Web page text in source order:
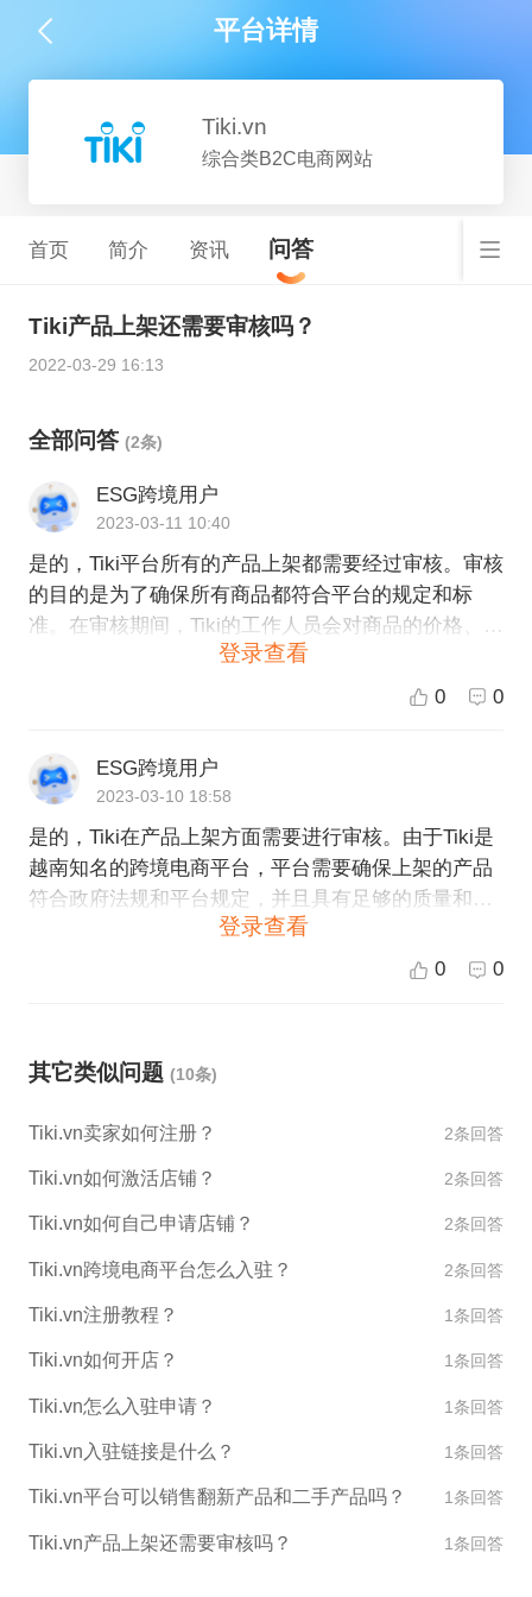
平台详情
Tiki.vn
综合类B2C电商网站
首页 简介 资讯 问答
Tiki产品上架还需要审核吗？
2022-03-29 16:13
全部问答 (2条)
ESG跨境用户
2023-03-11 10:40
是的，Tiki平台所有的产品上架都需要经过审核。审核
的目的是为了确保所有商品都符合平台的规定和标
准。在审核期间，Tiki的工作人员会对商品的价格、图
片、描述等内容进行审核。如果商品符合规定，审核
就会通过并上架；如果不符合规定，Tiki会拒绝上架或
实、详细的商品信息，以确保顺利上架。如果您需要
进一步了解Tiki平台的商品上架规定和审核流程，建议
您咨询Tiki平台的客服人员。
登录查看
0 0
ESG跨境用户
2023-03-10 18:58
是的，Tiki在产品上架方面需要进行审核。由于Tiki是
越南知名的跨境电商平台，平台需要确保上架的产品
符合政府法规和平台规定，并且具有足够的质量和安
全性保障，确保消费者的利益和品牌的声誉。因此，
如果您想要将产品上架至Tiki平台，需要进行一定的申
登录查看
0 0
其它类似问题 (10条)
Tiki.vn卖家如何注册？ 2条回答
Tiki.vn如何激活店铺？ 2条回答
Tiki.vn如何自己申请店铺？ 2条回答
Tiki.vn跨境电商平台怎么入驻？ 2条回答
Tiki.vn注册教程？ 1条回答
Tiki.vn如何开店？ 1条回答
Tiki.vn怎么入驻申请？ 1条回答
Tiki.vn入驻链接是什么？ 1条回答
Tiki.vn平台可以销售翻新产品和二手产品吗？ 1条回答
Tiki.vn产品上架还需要审核吗？ 1条回答